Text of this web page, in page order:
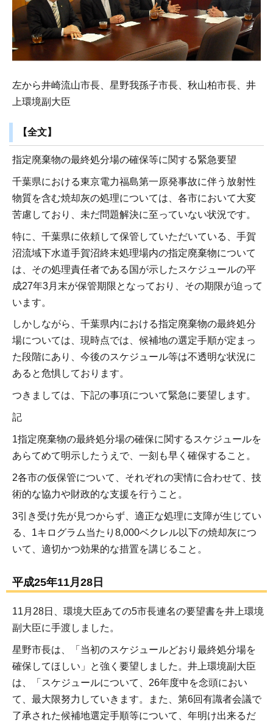
左から井崎流山市長、星野我孫子市長、秋山柏市長、井
上環境副大臣
【全文】
指定廃棄物の最終処分場の確保等に関する緊急要望
千葉県における東京電力福島第一原発事故に伴う放射性
物質を含む焼却灰の処理については、各市において大変
苦慮しており、未だ問題解決に至っていない状況です。
特に、千葉県に依頼して保管していただいている、手賀
沼流域下水道手賀沼終末処理場内の指定廃棄物について
は、その処理責任者である国が示したスケジュールの平
成27年3月末が保管期限となっており、その期限が迫って
います。
しかしながら、千葉県内における指定廃棄物の最終処分
場については、現時点では、候補地の選定手順が定まっ
た段階にあり、今後のスケジュール等は不透明な状況に
あると危惧しております。
つきましては、下記の事項について緊急に要望します。
記
1指定廃棄物の最終処分場の確保に関するスケジュールを
あらてめて明示したうえで、一刻も早く確保すること。
2各市の仮保管について、それぞれの実情に合わせて、技
術的な協力や財政的な支援を行うこと。
3引き受け先が見つからず、適正な処理に支障が生じてい
る、1キログラム当たり8,000ベクレル以下の焼却灰につ
いて、適切かつ効果的な措置を講じること。
平成25年11月28日
11月28日、環境大臣あての5市長連名の要望書を井上環境
副大臣に手渡しました。
星野市長は、「当初のスケジュールどおり最終処分場を
確保してほしい」と強く要望しました。井上環境副大臣
は、「スケジュールについて、26年度中を念頭におい
て、最大限努力していきます。また、第6回有識者会議で
了承された候補地選定手順等について、年明け出来るだ